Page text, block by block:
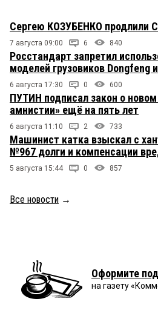
Сергею КОЗУБЕНКО продлили
7 августа 09:00 6 840
Росстандарт запретил
моделей грузовиков Dongfeng
6 августа 17:30 0 600
ПУТИН подписал закон о
амнистии» ещё на пять лет
6 августа 11:10 2 733
Машинист катка взыскал с
№967 долги и компенсации
5 августа 15:44 0 857
Все новости →
Оформите
на газету